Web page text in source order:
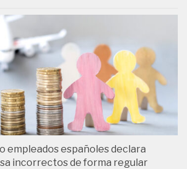
empleados españoles declara
incorrectos de forma regular